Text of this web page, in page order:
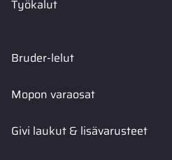
Työkalut
Bruder-lelut
Mopon varaosat
Givi laukut & lisävarusteet